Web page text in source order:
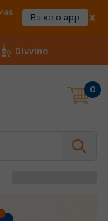
Baixe o app
Divvino
0